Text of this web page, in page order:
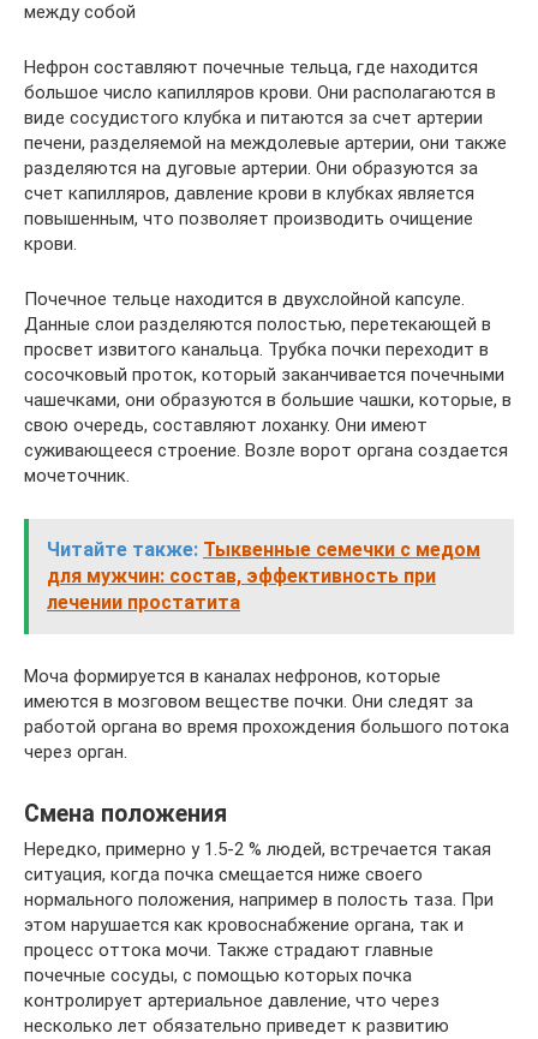
между собой
Нефрон составляют почечные тельца, где находится
большое число капилляров крови. Они располагаются в
виде сосудистого клубка и питаются за счет артерии
печени, разделяемой на междолевые артерии, они также
разделяются на дуговые артерии. Они образуются за
счет капилляров, давление крови в клубках является
повышенным, что позволяет производить очищение
крови.
Почечное тельце находится в двухслойной капсуле.
Данные слои разделяются полостью, перетекающей в
просвет извитого канальца. Трубка почки переходит в
сосочковый проток, который заканчивается почечными
чашечками, они образуются в большие чашки, которые, в
свою очередь, составляют лоханку. Они имеют
суживающееся строение. Возле ворот органа создается
мочеточник.
Читайте также: Тыквенные семечки с медом
для мужчин: состав, эффективность при
лечении простатита
Моча формируется в каналах нефронов, которые
имеются в мозговом веществе почки. Они следят за
работой органа во время прохождения большого потока
через орган.
Смена положения
Нередко, примерно у 1.5-2 % людей, встречается такая
ситуация, когда почка смещается ниже своего
нормального положения, например в полость таза. При
этом нарушается как кровоснабжение органа, так и
процесс оттока мочи. Также страдают главные
почечные сосуды, с помощью которых почка
контролирует артериальное давление, что через
несколько лет обязательно приведет к развитию